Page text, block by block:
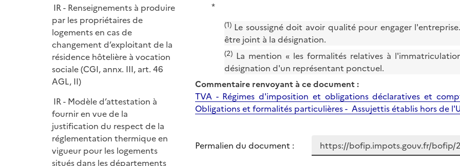
IR - Renseignements à produire
par les propriétaires de
logements en cas de
changement d’exploitant de la
résidence hôtelière à vocation
sociale (CGI, annx. III, art. 46
AGL, II)
IR - Modèle d’attestation à
fournir en vue de la
justification du respect de la
réglementation thermique en
vigueur pour les logements
situés dans les départements
*
(1)Le soussigné doit avoir qualité pour engager
être joint à la désignation.
(2)La mention « les formalités relatives à
désignation d'un représentant ponctuel.
Commentaire renvoyant à ce document :
TVA - Régimes d'imposition et obligations déclaratives et
Obligations et formalités particulières - Assujettis établis hors de
Permalien du document :